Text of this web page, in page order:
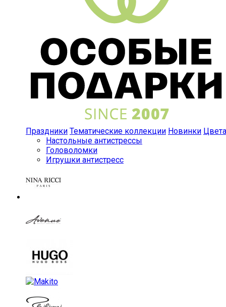
Праздники Тематические коллекции Новинки Цвета
Настольные антистрессы
Головоломки
Игрушки антистресс